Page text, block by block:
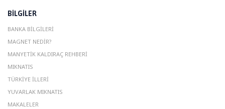
BILGILER
BANKA BILGILERI
MAGNET NEDIR?
MANYETIK KALDIRAÇ REHBERI
MIKNATIS
TÜRKIYE İLLERI
YUVARLAK MIKNATIS
MAKALELER